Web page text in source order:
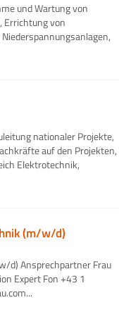
und Wartung von
Errichtung von
nationaler Projekte,
auf den Projekten,
Elektrotechnik,
(m/w/d)
d) Ansprechpartner Frau
Expert Fon +43 1